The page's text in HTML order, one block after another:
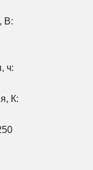
В:
ч:
К: